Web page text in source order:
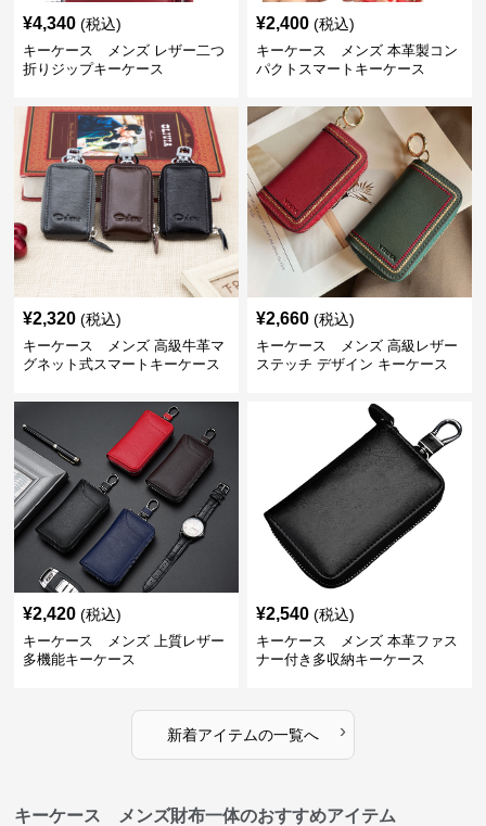
¥4,340 (税込)
キーケース メンズ レザー二つ
折りジップキーケース
¥2,400 (税込)
キーケース メンズ 本革製コン
パクトスマートキーケース
¥2,320 (税込)
キーケース メンズ 高級牛革マ
グネット式スマートキーケース
¥2,660 (税込)
キーケース メンズ 高級レザー
ステッチ デザイン キーケース
¥2,420 (税込)
キーケース メンズ 上質レザー
多機能キーケース
¥2,540 (税込)
キーケース メンズ 本革ファス
ナー付き多収納キーケース
新着アイテムの一覧へ ›
キーケース メンズ財布一体のおすすめアイテム